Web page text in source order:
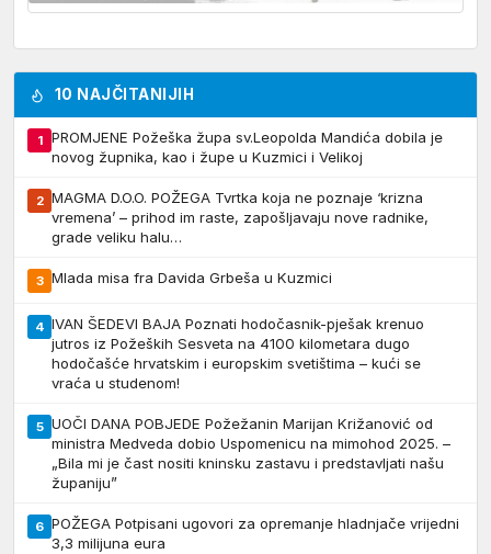
10 NAJČITANIJIH
1
PROMJENE Požeška župa sv.Leopolda Mandića dobila je
novog župnika, kao i župe u Kuzmici i Velikoj
2 MAGMA D.O.O. POŽEGA Tvrtka koja ne poznaje ‘krizna
vremena’ – prihod im raste, zapošljavaju nove radnike,
grade veliku halu…
3 Mlada misa fra Davida Grbeša u Kuzmici
4 IVAN ŠEDEVI BAJA Poznati hodočasnik-pješak krenuo
jutros iz Požeških Sesveta na 4100 kilometara dugo
hodočašće hrvatskim i europskim svetištima – kući se
vraća u studenom!
5 UOČI DANA POBJEDE Požežanin Marijan Križanović od
ministra Medveda dobio Uspomenicu na mimohod 2025. –
„Bila mi je čast nositi kninsku zastavu i predstavljati našu
županiju”
6 POŽEGA Potpisani ugovori za opremanje hladnjače vrijedni
3,3 milijuna eura